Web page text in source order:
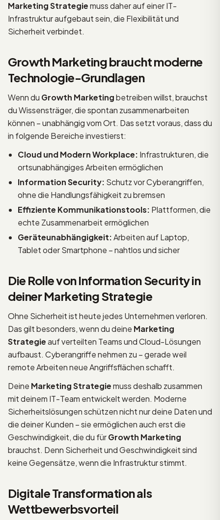
Marketing Strategiemuss daher auf einer IT-
Infrastruktur aufgebaut sein, die Flexibilität und
Sicherheit verbindet.
Growth Marketing braucht moderne
Technologie-Grundlagen
Wenn du Growth Marketingbetreiben willst, brauchst
du Wissensträger, die spontan zusammenarbeiten
können – unabhängig vom Ort. Das setzt voraus, dass du
in folgende Bereiche investierst:
Cloud und Modern Workplace: Infrastrukturen, die
ortsunabhängiges Arbeiten ermöglichen
Information Security: Schutz vor Cyberangriffen,
ohne die Handlungsfähigkeit zu bremsen
Effiziente Kommunikationstools: Plattformen, die
echte Zusammenarbeit ermöglichen
Geräteunabhängigkeit:Arbeiten auf Laptop,
Tablet oder Smartphone – nahtlos und sicher
Die Rolle von Information Security in
deiner Marketing Strategie
Ohne Sicherheit ist heute jedes Unternehmen verloren.
Das gilt besonders, wenn du deine Marketing
Strategieauf verteilten Teams und Cloud-Lösungen
aufbaust. Cyberangriffe nehmen zu – gerade weil
remote Arbeiten neue Angriffsflächen schafft.
Deine Marketing Strategiemuss deshalb zusammen
mit deinem IT-Team entwickelt werden. Moderne
Sicherheitslösungen schützen nicht nur deine Daten und
die deiner Kunden – sie ermöglichen auch erst die
Geschwindigkeit, die du fürGrowth Marketing
brauchst. Denn Sicherheit und Geschwindigkeit sind
keine Gegensätze, wenn die Infrastruktur stimmt.
Digitale Transformation als
Wettbewerbsvorteil